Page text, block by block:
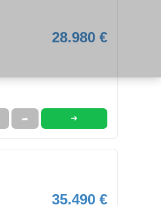
28.980 €
➦ ➜
35.490 €